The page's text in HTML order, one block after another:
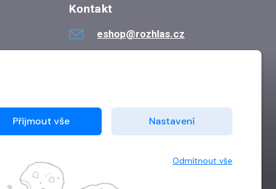
Kontakt
eshop@rozhlas.cz
Přijmout vše Nastavení
Odmítnout vše